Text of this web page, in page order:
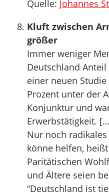
Quelle: Johannes
Kluft zwischen
größer
Immer weniger
Deutschland
einer neuen
Prozent unter der
Konjunktur und
Erwerbstätigkeit.
Nur noch
könne helfen,
Paritätischen
und Ältere seien
“Deutschland ist